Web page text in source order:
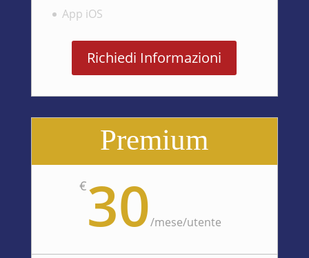
App iOS
Richiedi Informazioni
Premium
€30/mese/utente